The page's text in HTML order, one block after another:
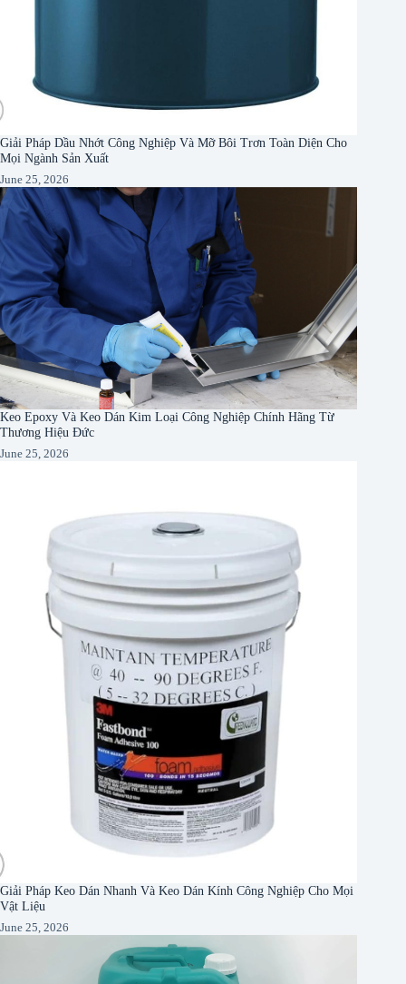
Giải Pháp Dầu Nhớt Công Nghiệp Và Mỡ Bôi Trơn Toàn Diện Cho
Mọi Ngành Sản Xuất
June 25, 2026
Keo Epoxy Và Keo Dán Kim Loại Công Nghiệp Chính Hãng Từ
Thương Hiệu Đức
June 25, 2026
Giải Pháp Keo Dán Nhanh Và Keo Dán Kính Công Nghiệp Cho Mọi
Vật Liệu
June 25, 2026